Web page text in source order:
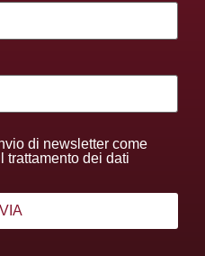
di newsletter come
trattamento dei dati